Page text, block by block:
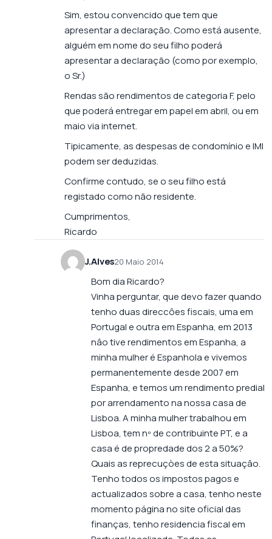
Sim, estou convencido que tem que
apresentar a declaração. Como está ausente,
alguém em nome do seu filho poderá
apresentar a declaração (como por exemplo,
o Sr.)
Rendas são rendimentos de categoria F, pelo
que poderá entregar em papel em abril, ou em
maio via internet.
Tipicamente, as despesas de condomínio e IMI
podem ser deduzidas.
Confirme contudo, se o seu filho está
registado como não residente.
Cumprimentos,
Ricardo
J.Alves20 Maio 2014
Bom dia Ricardo?
Vinha perguntar, que devo fazer quando
tenho duas direccôes fiscais, uma em
Portugal e outra em Espanha, em 2013
nâo tive rendimentos em Espanha, a
minha mulher é Espanhola e vivemos
permanentemente desde 2007 em
Espanha, e temos um rendimento predial
por arrendamento na nossa casa de
Lisboa. A minha mulher trabalhou em
Lisboa, tem nº de contribuinte PT, e a
casa é de propredade dos 2 a 50%?
Quais as reprecuçòes de esta situaçâo.
Tenho todos os impostos pagos e
actualizados sobre a casa, tenho neste
momento página no site oficial das
finanças, tenho residencia fiscal em